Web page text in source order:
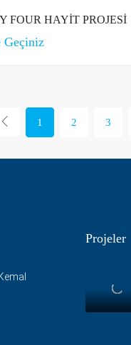
FOUR HAYİT PROJESİ
Geçiniz
1 2 3
Projeler